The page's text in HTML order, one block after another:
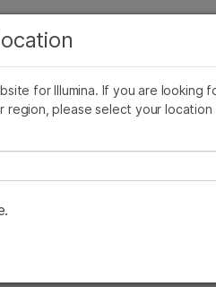
失良机
试验，为何我们不通
择您感兴趣的领域:
临床肿瘤学
遗传病和罕见病
for Illumina. If you are looking
please select your location